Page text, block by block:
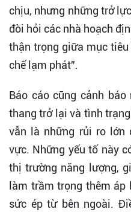
chịu, nhưng những trở
đòi hỏi các nhà hoạch
thận trọng giữa mục
chế lạm phát”.
Báo cáo cũng cảnh
thang trở lại và tình
vẫn là những rủi ro lớn
vực. Những yếu tố này
thị trường năng lượng,
làm trầm trọng thêm
sức ép từ bên ngoài.